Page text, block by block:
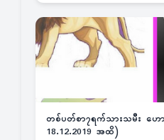
တစ်ပတ်စာ၇ရက်သားသမီး ဟော
18.12.2019 အထိ)